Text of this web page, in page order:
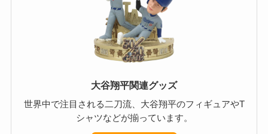
大谷翔平関連グッズ
世界中で注目される二刀流、大谷翔平のフィギュアやT
シャツなどが揃っています。